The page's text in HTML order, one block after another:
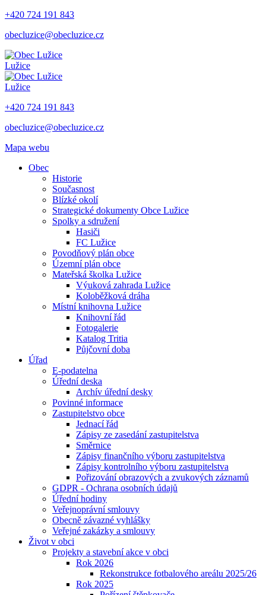
+420 724 191 843
obecluzice@obecluzice.cz
Lužice
Lužice
+420 724 191 843
obecluzice@obecluzice.cz
Mapa webu
Obec
Historie
Současnost
Blízké okolí
Strategické dokumenty Obce Lužice
Spolky a sdružení
Hasiči
FC Lužice
Povodňový plán obce
Územní plán obce
Mateřská školka Lužice
Výuková zahrada Lužice
Koloběžková dráha
Místní knihovna Lužice
Knihovní řád
Fotogalerie
Katalog Tritia
Půjčovní doba
Úřad
E-podatelna
Úřední deska
Archív úřední desky
Povinné informace
Zastupitelstvo obce
Jednací řád
Zápisy ze zasedání zastupitelstva
Směrnice
Zápisy finančního výboru zastupitelstva
Zápisy kontrolního výboru zastupitelstva
Pořizování obrazových a zvukových záznamů
GDPR - Ochrana osobních údajů
Úřední hodiny
Veřejnoprávní smlouvy
Obecně závazné vyhlášky
Veřejné zakázky a smlouvy
Život v obci
Projekty a stavební akce v obci
Rok 2026
Rekonstrukce fotbalového areálu 2025/26
Rok 2025